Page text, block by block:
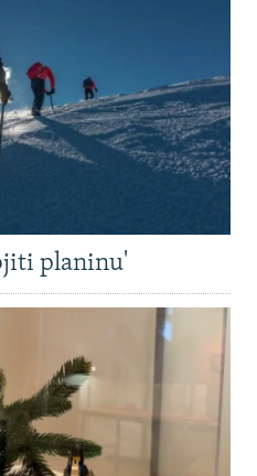
planinu'